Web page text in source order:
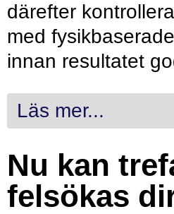
därefter
med
innan resultatet
Läs mer...
Nu kan
felsökas